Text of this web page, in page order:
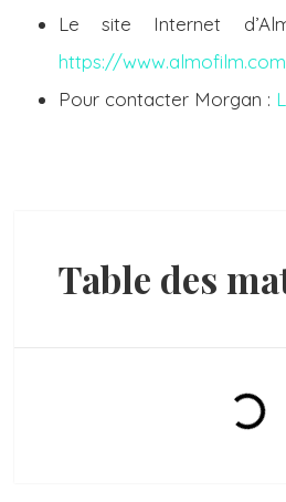
Le site Internet
https://
Pour contacter Morgan :
Table des